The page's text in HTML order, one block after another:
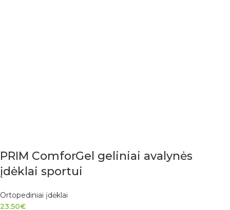
PRIM ComforGel geliniai avalynės
įdėklai sportui
Ortopediniai įdėklai
23.50€